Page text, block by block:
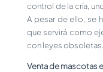
control de la cría,
A pesar de ello, se
que servirá como
con leyes
Venta de mascotas